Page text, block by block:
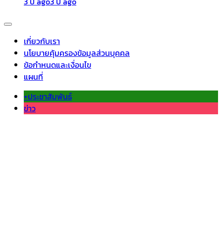
เกี่ยวกับเรา
นโยบายคุ้มครองข้อมูลส่วนบุคคล
ข้อกำหนดและเงื่อนไข
แผนที่
+ประชาสัมพันธ์
ข่าว